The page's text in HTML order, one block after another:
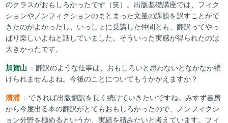
のクラスがおもしろかったです（笑）。出版基礎講座では、フィク
ションやノンフィクションのまとまった文量の課題を訳すことがで
きたのがよかったし、いっしょに受講した仲間とも、翻訳ってやっ
ぱり楽しいよねと話していました。そういった実感が得られたのは
大きかったです。
加賀山 ：翻訳のような仕事は、おもしろいと思わないとなかなか続
けられませんよね。今後のことについてもうかがえますか？
濱浦 ：できれば出版翻訳を長く続けていきたいですね。みすず書房
から今度出る本の翻訳がとてもおもしろかったので、ノンフィクシ
ョン分野を極めるというか、実績を積みたいと考えています。フィ